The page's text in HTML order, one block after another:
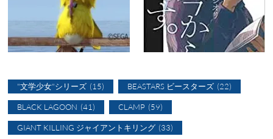
"文学少女"シリーズ (15) BEASTARS ビースターズ (22)
BLACK LAGOON (41) CLAMP (59)
GIANT KILLING ジャイアントキリング (33)